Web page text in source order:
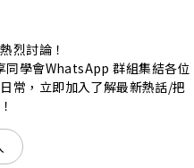
以求的特別日子，令
烈討論！
同學會WhatsApp 群組集結各位
常，立即加入了解最新熱話/把